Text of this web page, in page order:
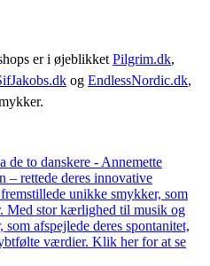
er i øjeblikket Pilgrim.dk,
og EndlessNordic.dk,
de to danskere - Annemette
– rettede deres innovative
unikke smykker, som
Med stor kærlighed til musik og
afspejlede deres spontanitet,
værdier. Klik her for at se